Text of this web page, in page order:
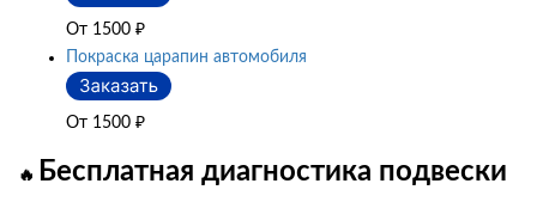
От 1500 ₽
Покраска царапин автомобиля
От 1500 ₽
🔥
Бесплатная диагностика подвески